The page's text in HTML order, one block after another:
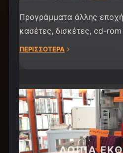
Προγράμματα άλλης
κασέτες, δισκέτες, cd-
ΠΕΡIΣΣΟΤΕΡΑ
ΛΟΙΠΑ